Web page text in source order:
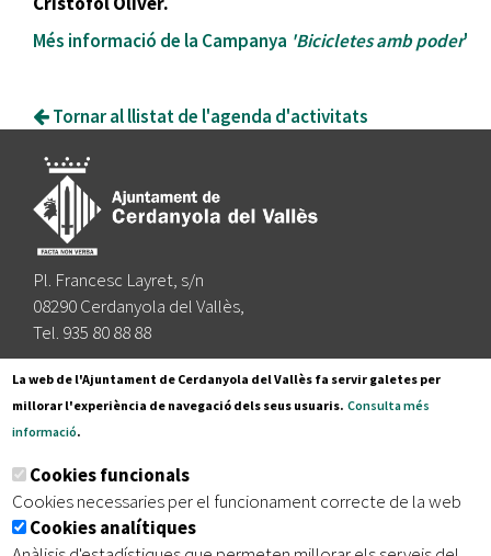
Més informació de la Campanya 'Bicicletes amb poder'
Tornar al llistat de l'agenda d'activitats
Pl. Francesc Layret, s/n
08290 Cerdanyola del Vallès,
Tel. 935 80 88 88
Segueix-nos a:
Subscriu-te al nostre butlletí
Inici | Avís legal | Protecció de dades
La web de l'Ajuntament de Cerdanyola del Vallès fa servir galetes per
millorar l'experiència de navegació dels seus usuaris. Consulta més
informació.
Cookies funcionals
Cookies necessaries per el funcionament correcte de la web
Cookies analítiques